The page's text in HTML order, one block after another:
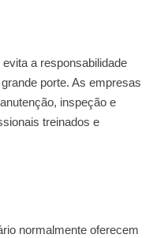
a responsabilidade
porte. As empresas
inspeção e
treinados e
normalmente oferecem